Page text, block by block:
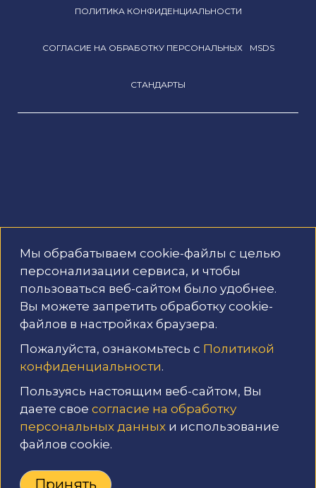
ПОЛИТИКА КОНФИДЕНЦИАЛЬНОСТИ
СОГЛАСИЕ НА ОБРАБОТКУ ПЕРСОНАЛЬНЫХ MSDS
СТАНДАРТЫ
г. Смоленск, ул. Шевченко, д. 79В
+7 4812 31 35 82
Изображение цвета на экране может
отличаться от реального.
Иллюстративный материал заимствован, исключительно в
информационных целях, из общедоступных ресурсов
Мировой сети интернета, не содержащих указаний на авторов
этих материалов и каких-либо ограничений для их
материалов возможно только с указанием ссылки на сайт.
Мы обрабатываем cookie-файлы с целью
персонализации сервиса, и чтобы
пользоваться веб-сайтом было удобнее.
Вы можете запретить обработку cookie-
файлов в настройках браузера.
Пожалуйста, ознакомьтесь с Политикой
конфиденциальности.
Пользуясь настоящим веб-сайтом, Вы
даете свое согласие на обработку
персональных данных и использование
файлов cookie.
Принять